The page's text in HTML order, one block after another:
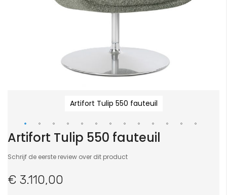
Artifort Tulip 550 fauteuil
Ga
het
begin
van
Artifort Tulip 550 fauteuil
Schrijf de eerste review over dit product
€ 3.110,00